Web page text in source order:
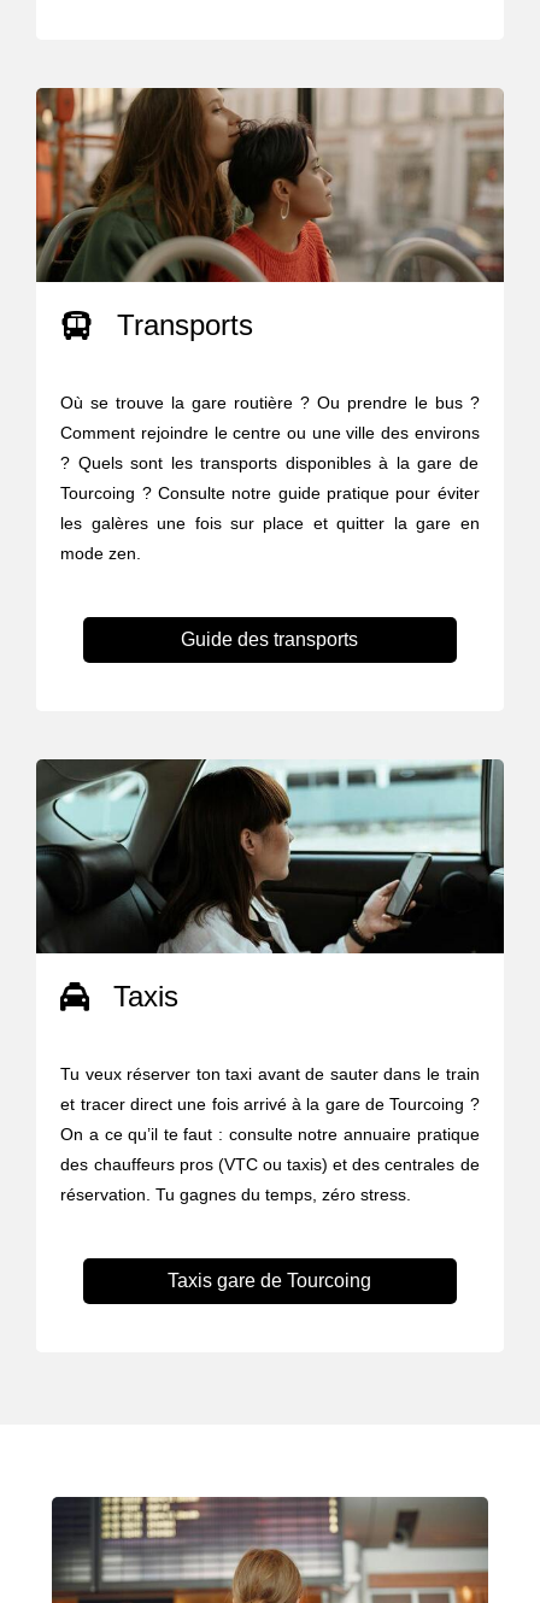
Transports
Où se trouve la gare routière ? Ou prendre le bus ?
Comment rejoindre le centre ou une ville des environs
? Quels sont les transports disponibles à la gare de
Tourcoing ? Consulte notre guide pratique pour éviter
les galères une fois sur place et quitter la gare en
mode zen.
Guide des transports
Taxis
Tu veux réserver ton taxi avant de sauter dans le train
et tracer direct une fois arrivé à la gare de Tourcoing ?
On a ce qu’il te faut : consulte notre annuaire pratique
des chauffeurs pros (VTC ou taxis) et des centrales de
réservation. Tu gagnes du temps, zéro stress.
Taxis gare de Tourcoing